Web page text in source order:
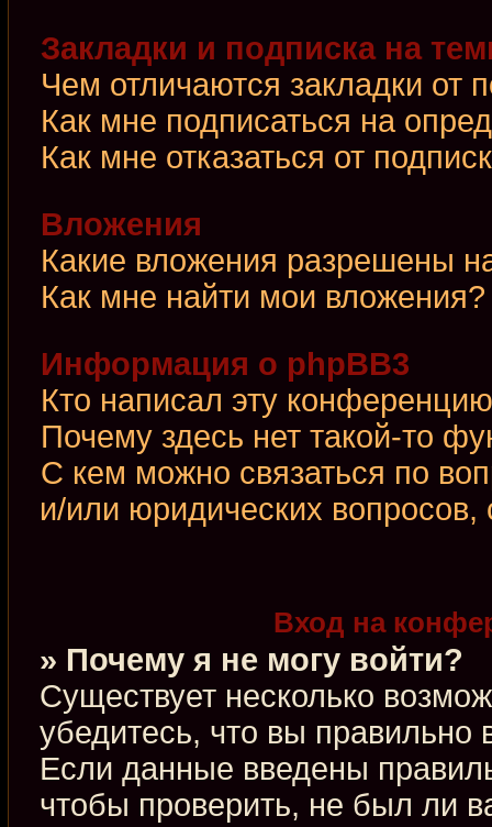
Закладки и подписка на
Чем отличаются закладки от
Как мне подписаться на
Как мне отказаться от
Вложения
Какие вложения разрешены
Как мне найти мои вложения?
Информация о phpBB3
Кто написал эту
Почему здесь нет такой-то
С кем можно связаться по
и/или юридических
Вход на
» Почему я не могу войти?
Существует несколько
убедитесь, что вы правильно
Если данные введены
чтобы проверить, не был ли